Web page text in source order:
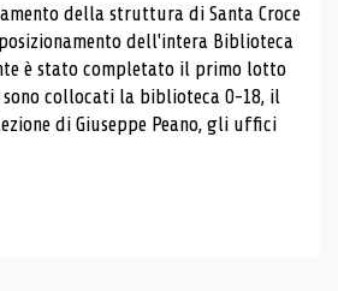
della struttura di Santa Croce
dell'intera Biblioteca
è stato completato il primo lotto
collocati la biblioteca 0-18, il
di Giuseppe Peano, gli uffici